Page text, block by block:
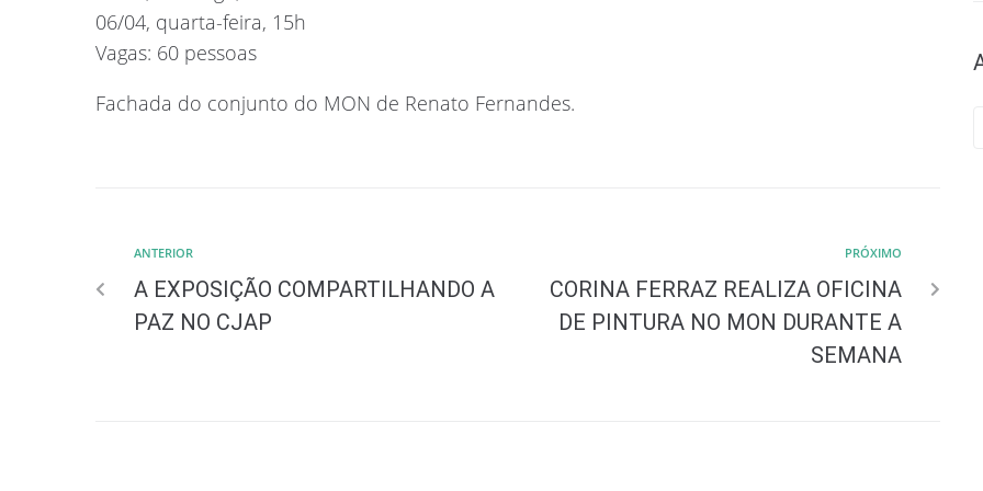
06/04, quarta-feira, 15h
Vagas: 60 pessoas
Fachada do conjunto do MON de Renato Fernandes.
ANTERIOR
A EXPOSIÇÃO COMPARTILHANDO A
PAZ NO CJAP
PRÓXIMO
CORINA FERRAZ REALIZA OFICINA
DE PINTURA NO MON DURANTE A
SEMANA